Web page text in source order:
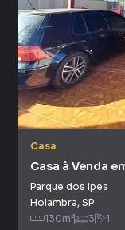
Casa
Casa à Venda
Parque dos Ipes
Holambra, SP
130m² 3 1